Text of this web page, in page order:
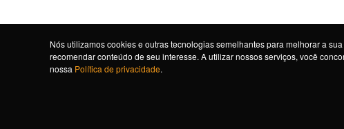
Nós utilizamos cookies e outras tecnologias semelhantes para melhorar a
recomendar conteúdo de seu interesse. A utilizar nossos serviços, você
nossa Política de privacidade.